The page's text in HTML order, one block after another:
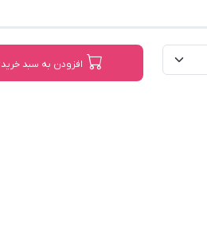
افزودن به سبد خرید